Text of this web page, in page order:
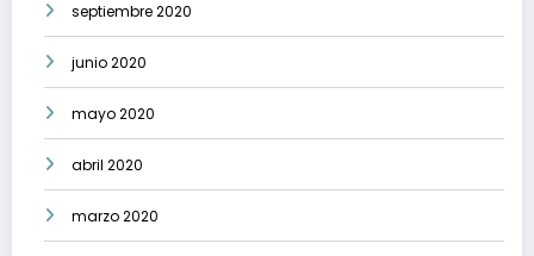
septiembre 2020
junio 2020
mayo 2020
abril 2020
marzo 2020